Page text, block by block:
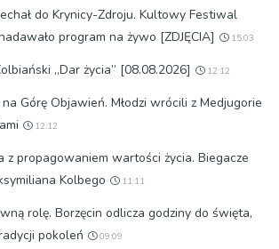
do Krynicy-Zdroju. Kultowy Festiwal
program na żywo [ZDJĘCIA]
15:03
„Dar życia” [08.08.2026] 12:12
Górę Objawień. Młodzi wrócili z Medjugorie
12:12
z propagowaniem wartości życia. Biegacze
Kolbego
11:11
rolę. Borzęcin odlicza godziny do święta,
pokoleń
09:09